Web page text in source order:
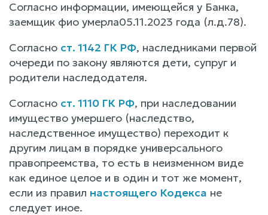
Согласно информации, имеющейся у Банка,
заемщик фио умерла05.11.2023 года (л.д.78).
Согласно ст. 1142 ГК РФ, наследниками первой
очереди по закону являются дети, супруг и
родители наследодателя.
Согласно ст. 1110 ГК РФ, при наследовании
имущество умершего (наследство,
наследственное имущество) переходит к
другим лицам в порядке универсального
правопреемства, то есть в неизменном виде
как единое целое и в один и тот же момент,
если из правил настоящего Кодекса не
следует иное.